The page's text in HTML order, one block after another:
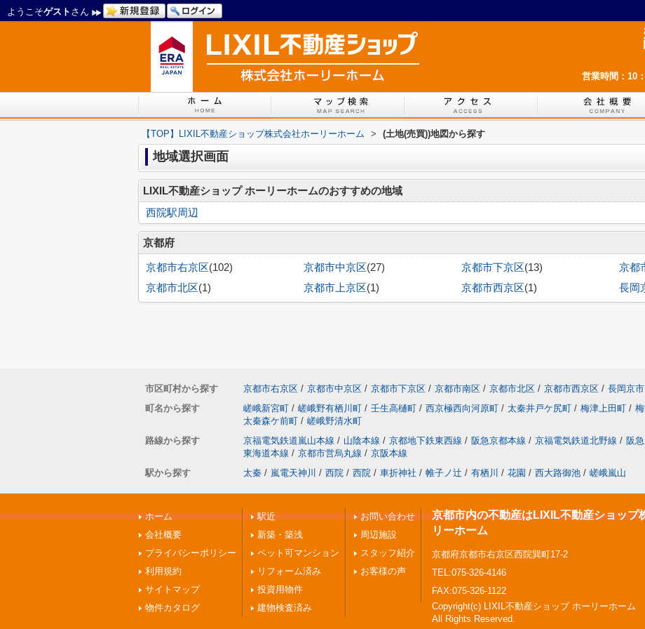
ようこそゲスト さん
営業時間：10
【TOP】LIXIL不動産ショップ株式会社ホーリーホーム > (土地(売買))地図から探す
地域選択画面
LIXIL不動産ショップ ホーリーホームのおすすめの地域
西院駅周辺
京都府
京都市右京区(102) 京都市中京区(27) 京都市下京区(13) 京都
京都市北区(1) 京都市上京区(1) 京都市西京区(1) 長岡
市区町村から探す 京都市右京区 / 京都市中京区 / 京都市下京区 / 京都市南区 / 京都市北区 / 京都市西京区 / 長岡京市
町名から探す
嵯峨新宮町 / 嵯峨野有栖川町 / 壬生高樋町 / 西京極西向河原町 / 太秦井戸ケ尻町 / 梅津上田町 /
太秦森ケ前町 / 嵯峨野清水町
路線から探す
京福電気鉄道嵐山本線 / 山陰本線 / 京都地下鉄東西線 / 阪急京都本線 / 京福電気鉄道北野線 / 阪
東海道本線 / 京都市営烏丸線 / 京阪本線
駅から探す
太秦 / 嵐電天神川 / 西院 / 西院 / 車折神社 / 帷子ノ辻 / 有栖川 / 花園 / 西大路御池 / 嵯峨嵐山
ホーム
会社概要
プライバシーポリシー
利用規約
サイトマップ
物件カタログ
駅近
新築・築浅
ペット可マンション
リフォーム済み
投資用物件
建物検査済み
お問い合わせ
周辺施設
スタッフ紹介
お客様の声
京都市内の不動産はLIXIL不動産ショップ
リーホーム
京都府京都市右京区西院巽町17-2
TEL:075-326-4146
FAX:075-326-1122
Copyright(c) LIXIL不動産ショップ ホーリーホーム
All Rights Reserved.